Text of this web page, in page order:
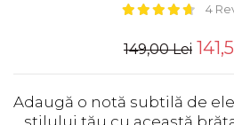
4
149,00 Lei
Adaugă o notă subtilă de
stilului tău cu această